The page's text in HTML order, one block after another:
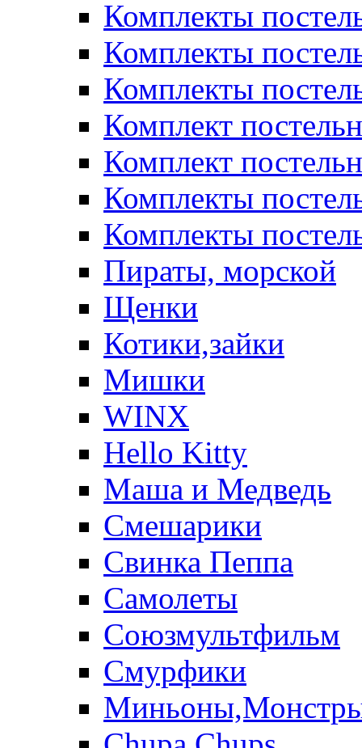
Комплекты
Комплекты
Комплекты
Комплект
Комплект
Комплекты
Комплекты
Пираты, морской
Щенки
Котики,зайки
Мишки
WINX
Hello Kitty
Маша и Медведь
Смешарики
Свинка Пеппа
Самолеты
Союзмультфильм
Смурфики